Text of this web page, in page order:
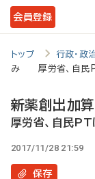
メ
イ
ン
テ
ツ
会員登録
トップ 行政・政
み 厚労省、自民
新薬創出加
厚労省、自民PT
2017/11/28 21:59
保存